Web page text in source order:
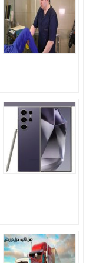
اخبار
جدید
اخبار
اخبار
فرهنگی
اخبار
نمونه